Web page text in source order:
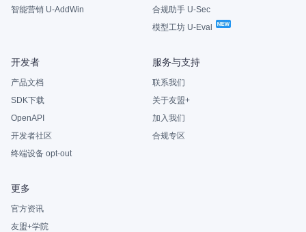
智能营销 U-AddWin
合规助手 U-Sec
模型工坊 U-Eval
开发者
产品文档
SDK下载
OpenAPI
开发者社区
终端设备 opt-out
服务与支持
联系我们
关于友盟+
加入我们
合规专区
更多
官方资讯
友盟+学院